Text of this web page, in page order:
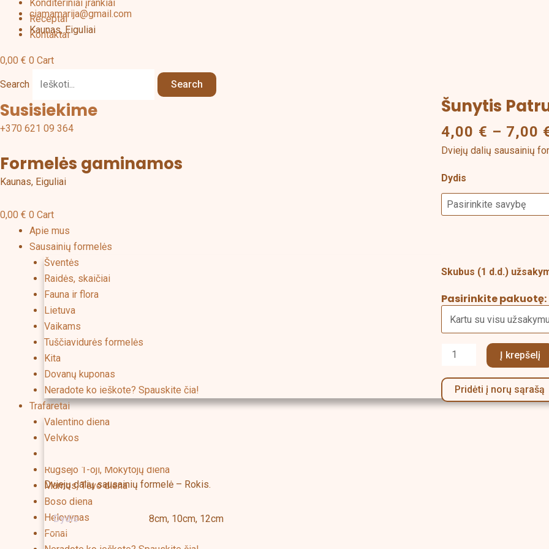
ciamamarija@gmail.com
Kaunas, Eiguliai
0,00 € 0 Cart
Search Search
Susisiekime
+370 621 09 364
Formelės gaminamos
Kaunas, Eiguliai
0,00 € 0 Cart
Apie mus
Sausainių formelės
Šventės
Raidės, skaičiai
Fauna ir flora
Lietuva
Vaikams
Tuščiavidurės formelės
Kita
Dovanų kuponas
Neradote ko ieškote? Spauskite čia!
Trafaretai
Valentino diena
Velykos
Rugsėjo 1-oji, Mokytojų diena
Mamos, Tėvo diena
Boso diena
Helovynas
Fonai
Konditeriniai įrankiai
Receptai
Kontaktai
Šunytis
4,00 € – 7,00
Dviejų dalių sausainių
Dydis
Skubus (1 d.d.)
Pasirinkite pakuotę:
produkto
Šunytis
Patrulis
Rokis
Į krepšelį
Pridėti į norų sąrašą
Dviejų dalių sausainių formelė – Rokis.
Dydis 8cm, 10cm, 12cm